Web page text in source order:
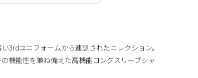
3rdユニフォームから連想されたコレクション。
機能性を兼ね備えた高機能ロングスリーブシャ